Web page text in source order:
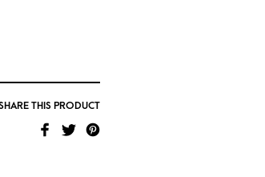
THIS PRODUCT